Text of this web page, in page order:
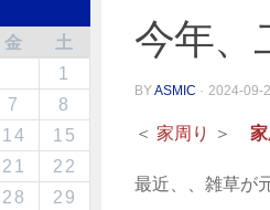
今年、
BYASMIC · 2024-09-
＜家周り ＞
最近、、雑草が
金
土
1
7
8
14
15
21
22
28
29